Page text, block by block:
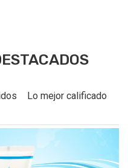
Lo mejor calificado